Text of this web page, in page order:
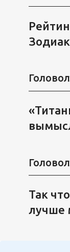
Так
лучше